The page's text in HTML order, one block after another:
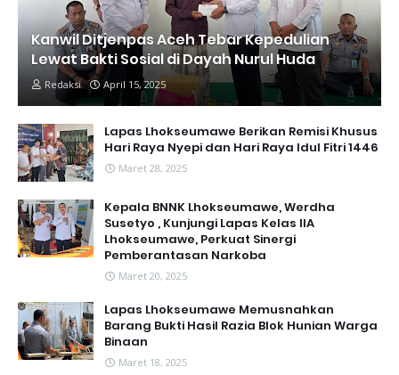
Kanwil Ditjenpas Aceh Tebar Kepedulian
Lewat Bakti Sosial di Dayah Nurul Huda
Redaksi April 15, 2025
Lapas Lhokseumawe Berikan Remisi Khusus
Hari Raya Nyepi dan Hari Raya Idul Fitri 1446
Maret 28, 2025
Kepala BNNK Lhokseumawe, Werdha
Susetyo , Kunjungi Lapas Kelas IIA
Lhokseumawe, Perkuat Sinergi
Pemberantasan Narkoba
Maret 20, 2025
Lapas Lhokseumawe Memusnahkan
Barang Bukti Hasil Razia Blok Hunian Warga
Binaan
Maret 18, 2025